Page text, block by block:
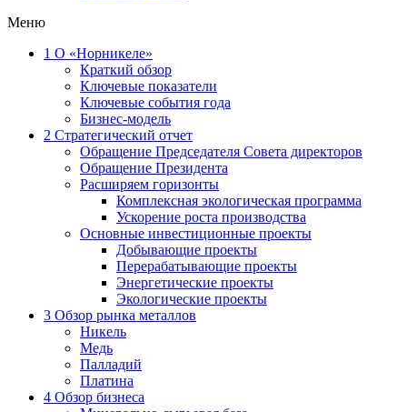
Меню
1 О «Норникеле»
Краткий обзор
Ключевые показатели
Ключевые события года
Бизнес-модель
2 Стратегический отчет
Обращение Председателя Совета директоров
Обращение Президента
Расширяем горизонты
Комплексная экологическая программа
Ускорение роста производства
Основные инвестиционные проекты
Добывающие проекты
Перерабатывающие проекты
Энергетические проекты
Экологические проекты
3 Обзор рынка металлов
Никель
Медь
Палладий
Платина
4 Обзор бизнеса